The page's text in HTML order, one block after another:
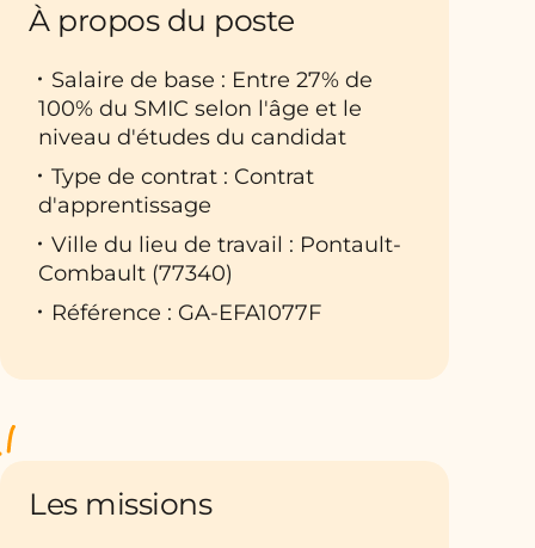
À propos du poste
Salaire de base : Entre 27% de
100% du SMIC selon l'âge et le
niveau d'études du candidat
Type de contrat : Contrat
d'apprentissage
Ville du lieu de travail : Pontault-
Combault (77340)
Référence : GA-EFA1077F
Les missions